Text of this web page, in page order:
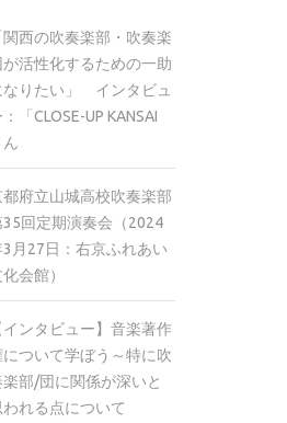
関西の吹奏楽部・吹奏楽
が活性化するための一助
なりたい」 インタビュ
：「CLOSE-UP KANSAI
都府立山城高校吹奏楽部
35回定期演奏会（2024
3月27日：右京ふれあい
会館）
インタビュー】音楽著作
について学ぼう～特に吹
楽部/団に関係が深いと
われる点について